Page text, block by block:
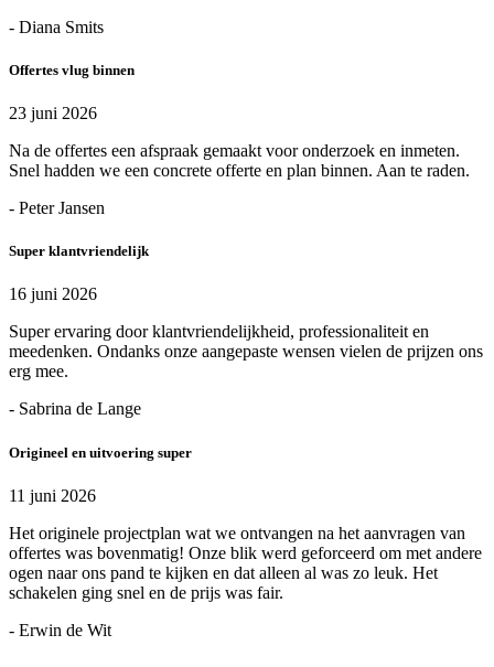
- Diana Smits
Offertes vlug binnen
23 juni 2026
Na de offertes een afspraak gemaakt voor onderzoek en inmeten.
Snel hadden we een concrete offerte en plan binnen. Aan te raden.
- Peter Jansen
Super klantvriendelijk
16 juni 2026
Super ervaring door klantvriendelijkheid, professionaliteit en
meedenken. Ondanks onze aangepaste wensen vielen de prijzen ons
erg mee.
- Sabrina de Lange
Origineel en uitvoering super
11 juni 2026
Het originele projectplan wat we ontvangen na het aanvragen van
offertes was bovenmatig! Onze blik werd geforceerd om met andere
ogen naar ons pand te kijken en dat alleen al was zo leuk. Het
schakelen ging snel en de prijs was fair.
- Erwin de Wit